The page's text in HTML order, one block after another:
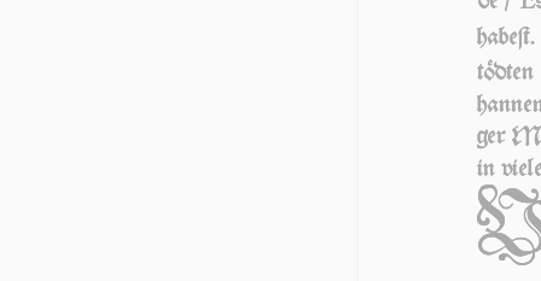
ger
in